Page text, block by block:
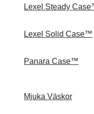
Lexel Steady
Lexel Solid Case™
Panara Case™
Mjuka Väskor